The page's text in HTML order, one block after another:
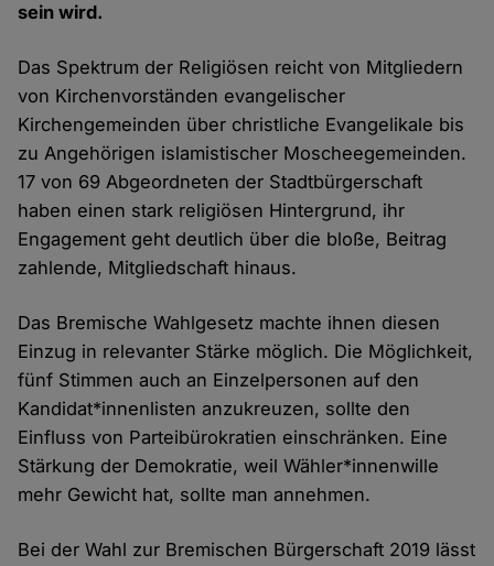
sein wird.
Das Spektrum der Religiösen reicht von Mitgliedern
von Kirchenvorständen evangelischer
Kirchengemeinden über christliche Evangelikale bis
zu Angehörigen islamistischer Moscheegemeinden.
17 von 69 Abgeordneten der Stadtbürgerschaft
haben einen stark religiösen Hintergrund, ihr
Engagement geht deutlich über die bloße, Beitrag
zahlende, Mitgliedschaft hinaus.
Das Bremische Wahlgesetz machte ihnen diesen
Einzug in relevanter Stärke möglich. Die Möglichkeit,
fünf Stimmen auch an Einzelpersonen auf den
Kandidat*innenlisten anzukreuzen, sollte den
Einfluss von Parteibürokratien einschränken. Eine
Stärkung der Demokratie, weil Wähler*innenwille
mehr Gewicht hat, sollte man annehmen.
Bei der Wahl zur Bremischen Bürgerschaft 2019 lässt